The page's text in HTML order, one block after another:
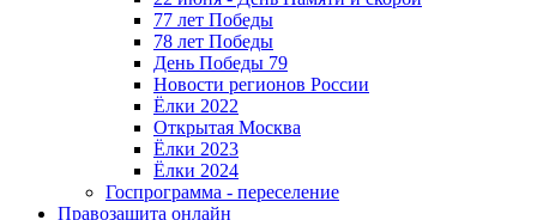
77 лет Победы
78 лет Победы
День Победы 79
Новости регионов России
Ёлки 2022
Открытая Москва
Ёлки 2023
Ёлки 2024
Госпрограмма - переселение
Правозащита онлайн